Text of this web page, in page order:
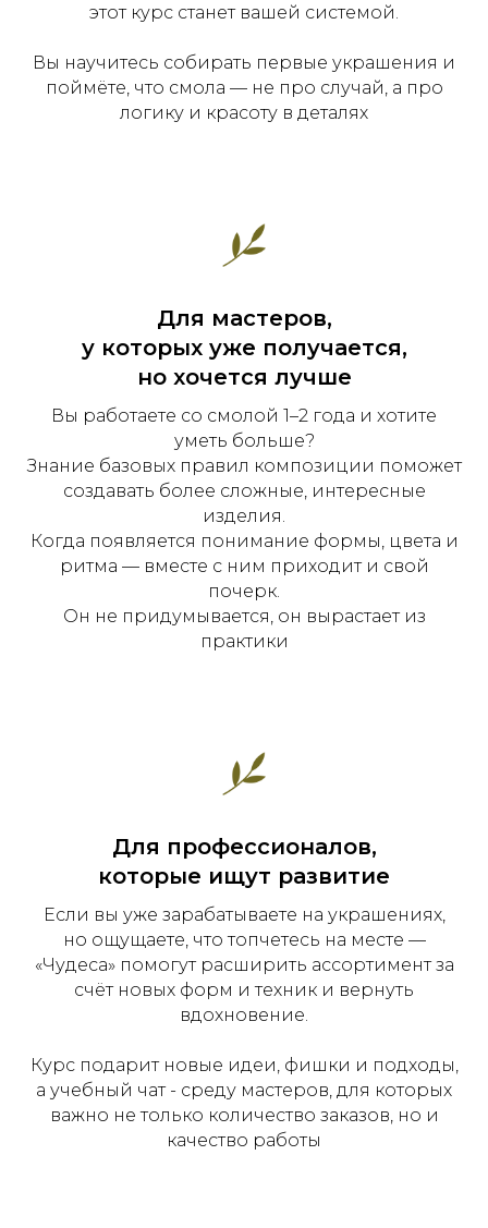
этот курс станет вашей системой.
Вы научитесь собирать первые украшения и
поймёте, что смола — не про случай, а про
логику и красоту в деталях
Для мастеров,
у которых уже получается,
но хочется лучше
Вы работаете со смолой 1–2 года и хотите
уметь больше?
Знание базовых правил композиции поможет
создавать более сложные, интересные
изделия.
Когда появляется понимание формы, цвета и
ритма — вместе с ним приходит и свой
почерк.
Он не придумывается, он вырастает из
практики
Для профессионалов,
которые ищут развитие
Если вы уже зарабатываете на украшениях,
но ощущаете, что топчетесь на месте —
«Чудеса» помогут расширить ассортимент за
счёт новых форм и техник и вернуть
вдохновение.
Курс подарит новые идеи, фишки и подходы,
а учебный чат - среду мастеров, для которых
важно не только количество заказов, но и
качество работы